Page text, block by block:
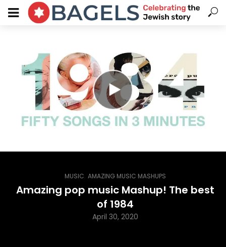
MUSIC AMAZING MUSIC MASHUPS
Amazing pop music Mashup! The best
of 1984
April 30, 2020